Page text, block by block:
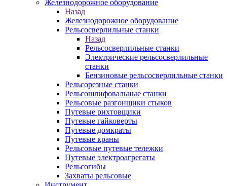
Железнодорожное оборудование
Назад
Железнодорожное оборудование
Рельсосверлильные станки
Назад
Рельсосверлильные станки
Электрические рельсосверлильные
станки
Бензиновые рельсосверлильные станки
Рельсорезные станки
Рельсошлифовальные станки
Рельсовые разгонщики стыков
Путевые рихтовщики
Путевые гайковерты
Путевые домкраты
Путевые краны
Рельсовые путевые тележки
Путевые электроагрегаты
Рельсогибы
Захваты рельсовые